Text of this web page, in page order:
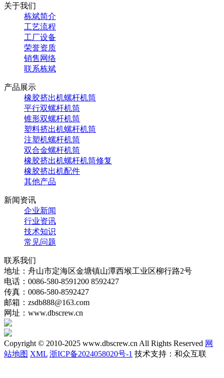
关于我们
栋斌简介
工艺流程
工厂设备
荣誉资质
销售网络
联系栋斌
产品展示
橡胶挤出机螺杆机筒
平行双螺杆机筒
锥形双螺杆机筒
塑料挤出机螺杆机筒
注塑机螺杆机筒
双合金螺杆机筒
橡胶挤出机螺杆机筒修复
橡胶挤出机配件
其他产品
新闻资讯
企业新闻
行业资讯
技术知识
常见问题
联系我们
地址：舟山市定海区金塘镇山潭西堠工业区柳行路2号
电话：0086-580-8591200 8592427
传真：0086-580-8592427
邮箱：zsdb888@163.com
网址：www.dbscrew.cn
Copyright © 2010-2025 www.dbscrew.cn All Rights Reserved 网
站地图 XML 浙ICP备2024058020号-1 技术支持：和众互联